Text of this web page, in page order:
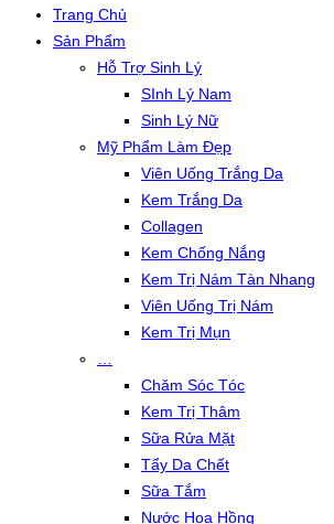
Trang Chủ
Sản Phẩm
Hỗ Trợ Sinh Lý
SInh Lý Nam
Sinh Lý Nữ
Mỹ Phẩm Làm Đẹp
Viên Uống Trắng Da
Kem Trắng Da
Collagen
Kem Chống Nắng
Kem Trị Nám Tàn Nhang
Viên Uống Trị Nám
Kem Trị Mụn
Chăm Sóc Tóc
Kem Trị Thâm
Sữa Rửa Mặt
Tẩy Da Chết
Sữa Tắm
Nước Hoa Hồng